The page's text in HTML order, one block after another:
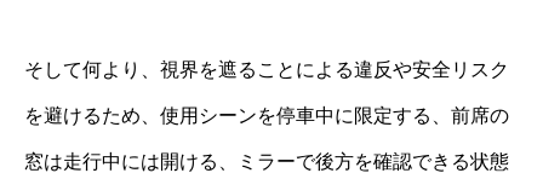
そして何より、視界を遮ることによる違反や安全リスク
を避けるため、使用シーンを停車中に限定する、前席の
窓は走行中には開ける、ミラーで後方を確認できる状態